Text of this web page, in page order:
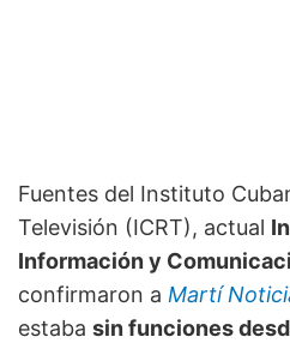
Fuentes del Instituto
Televisión (ICRT), actual
Información y
confirmaron a Martí
estaba sin funciones